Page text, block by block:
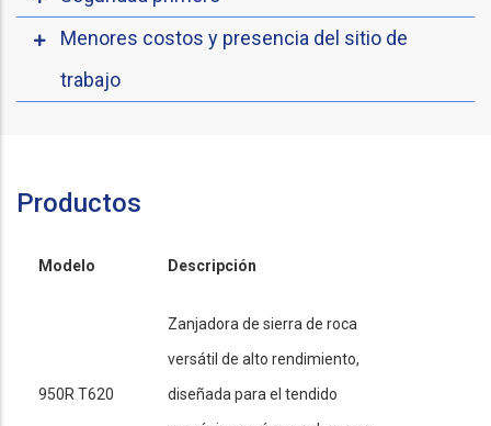
Menores costos y presencia del sitio de
trabajo
Productos
Modelo Descripción
950R T620
Zanjadora de sierra de roca
versátil de alto rendimiento,
diseñada para el tendido